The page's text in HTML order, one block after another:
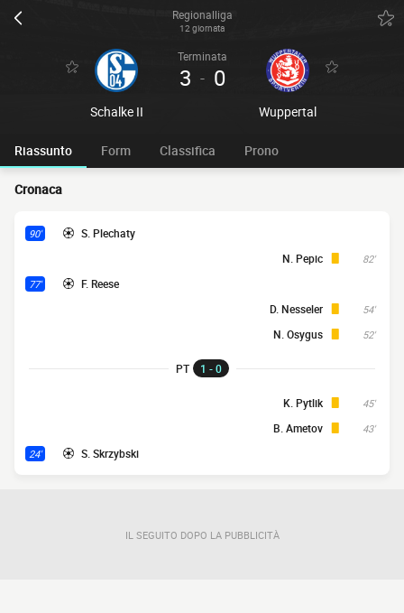
Regionalliga
12 giornata
Schalke II
Terminata
3 - 0
Wuppertal
Riassunto Form Classifica Prono
Cronaca
90' S. Plechaty
82'
N. Pepic
77' F. Reese
54'
D. Nesseler
52'
N. Osygus
PT 1 - 0
45'
K. Pytlik
43'
B. Ametov
24' S. Skrzybski
IL SEGUITO DOPO LA PUBBLICITÀ